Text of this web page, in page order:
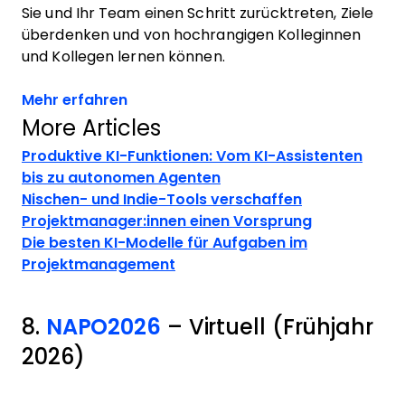
Sie und Ihr Team einen Schritt zurücktreten, Ziele
überdenken und von hochrangigen Kolleginnen
und Kollegen lernen können.
Mehr erfahrenOpens new window
More Articles
Produktive KI-Funktionen: Vom KI-Assistenten
bis zu autonomen Agenten
Nischen- und Indie-Tools verschaffen
Projektmanager:innen einen Vorsprung
Die besten KI-Modelle für Aufgaben im
Projektmanagement
8. NAPO2026 – Virtuell (Frühjahr
2026)